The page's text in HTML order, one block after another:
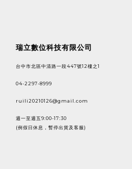
瑞立數位科技有限公司
台中市北區中清路一段447號12樓之1
04-2297-8999
ruili20210126@gmail.com
週一至週五9:00-17:30
(例假日休息，暫停出貨及客服)